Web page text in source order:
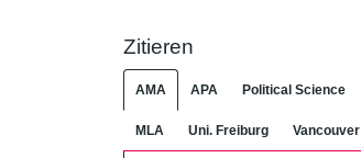
Zitieren
AMA APA Political Science
MLA Uni. Freiburg Vancouver